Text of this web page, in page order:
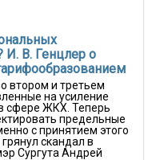
В. Генцлер о
втором и третьем
на усиление
сфере ЖКХ. Теперь
предельные
с принятием этого
скандал в
Сургута Андрей